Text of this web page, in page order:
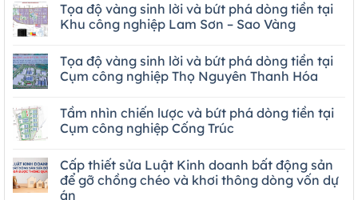
Tọa độ vàng sinh lời và bứt phá dòng tiền tại
Khu công nghiệp Lam Sơn – Sao Vàng
Tọa độ vàng sinh lời và bứt phá dòng tiền tại
Cụm công nghiệp Thọ Nguyên Thanh Hóa
Tầm nhìn chiến lược và bứt phá dòng tiền tại
Cụm công nghiệp Cống Trúc
Cấp thiết sửa Luật Kinh doanh bất động sản
để gỡ chồng chéo và khơi thông dòng vốn dự
án